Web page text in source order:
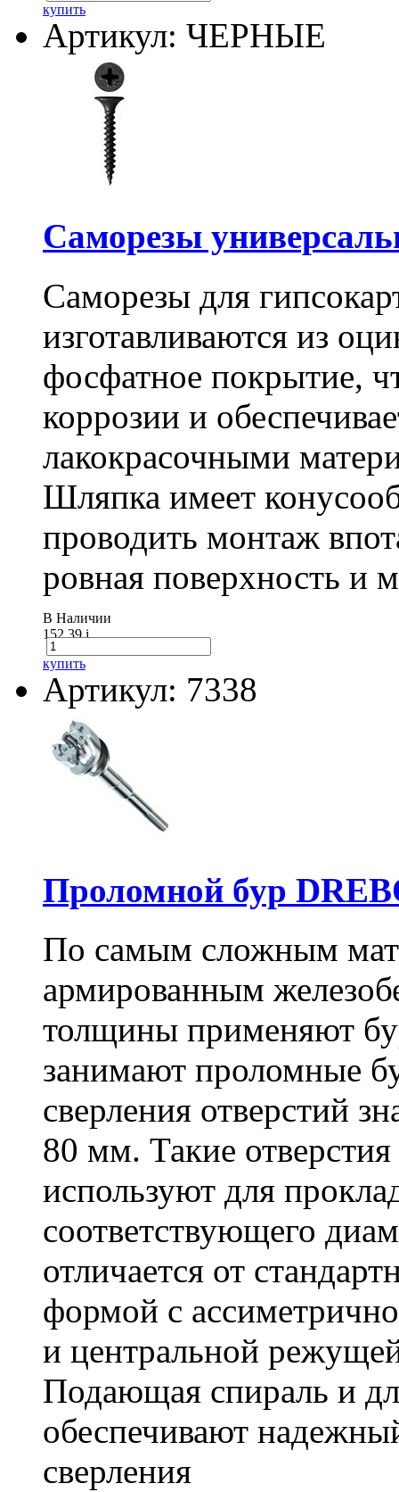
купить
Артикул: ЧЕРНЫЕ
Саморезы
Саморезы для
изготавливаются из
фосфатное покрытие,
коррозии и
лакокрасочными
Шляпка имеет
проводить монтаж
ровная поверхность и
В Наличии
152.39i
купить
Артикул: 7338
Проломной бур
По самым сложным
армированным
толщины применяют
занимают проломные
сверления отверстий
80 мм. Такие
используют для
соответствующего
отличается от
формой с
и центральной
Подающая спираль и
обеспечивают
сверления